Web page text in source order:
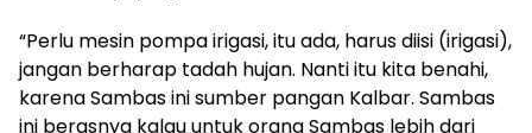
“Perlu mesin pompa irigasi, itu ada, harus diisi (irigasi),
jangan berharap tadah hujan. Nanti itu kita benahi,
karena Sambas ini sumber pangan Kalbar. Sambas
ini berasnya kalau untuk orang Sambas lebih dari